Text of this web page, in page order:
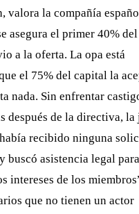
valora la compañía
asegura el primer 40%
a la oferta. La opa está
el 75% del capital la
nada. Sin enfrentar
después de la directiva, la
recibido ninguna
buscó asistencia legal para
intereses de los
que no tienen un actor